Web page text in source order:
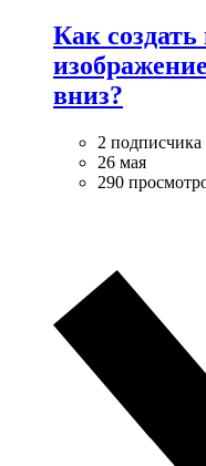
Как
вниз?
2 подписчика
26 мая
290